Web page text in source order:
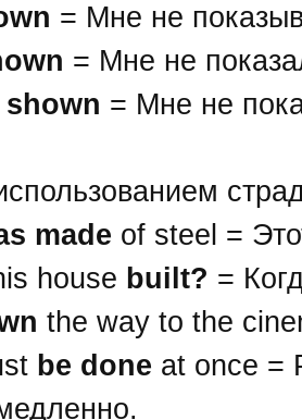
= Мне не
= Мне не
= Мне не
made of steel =
house built? =
the way to the
be done at once =